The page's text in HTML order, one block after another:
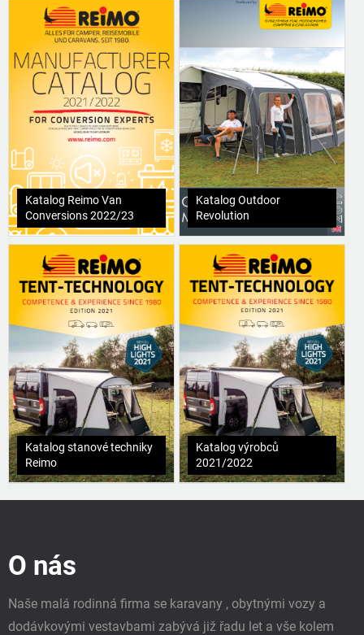
Katalog Reimo Van
Conversions 2022/23
Katalog Outdoor
Revolution
Katalog stanové techniky
Reimo
Katalog výrobců
2021/2022
O nás
Naše malá rodinná firma se karavany , obytnými vozy a
dodávkovými vestavbami zabývá již řadu let a vše kolem